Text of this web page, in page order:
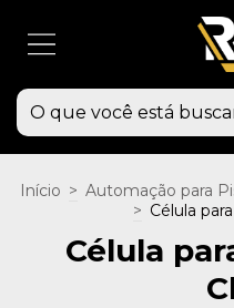
Início > Automação para
> Célula
Célula